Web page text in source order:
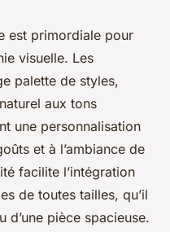
est primordiale pour
visuelle. Les
palette de styles,
aux tons
une personnalisation
et à l’ambiance de
facilite l’intégration
de toutes tailles, qu’il
d’une pièce spacieuse.